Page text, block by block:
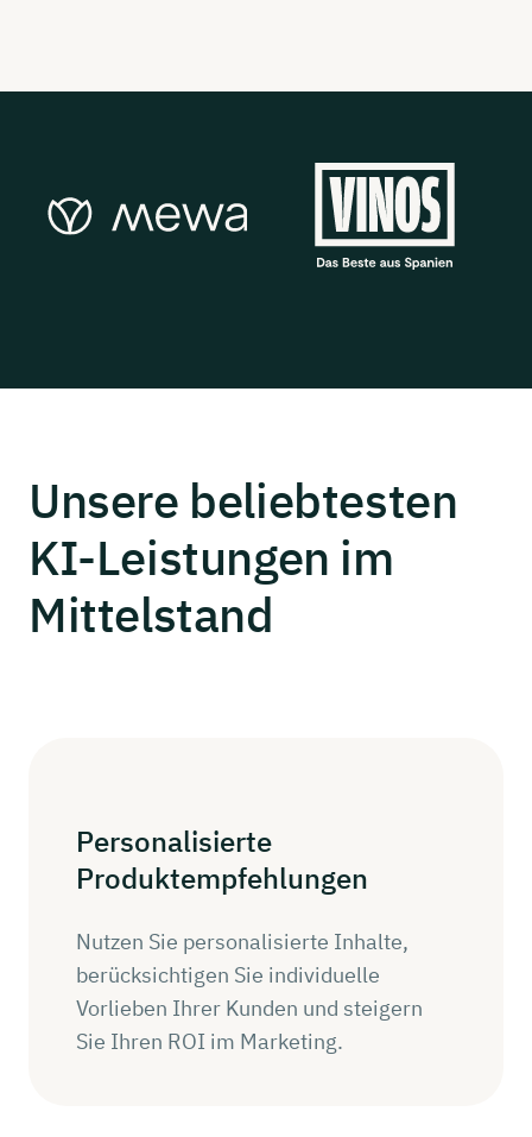
Unsere beliebtesten
KI-Leistungen im
Mittelstand
Personalisierte
Produktempfehlungen
Nutzen Sie personalisierte Inhalte,
berücksichtigen Sie individuelle
Vorlieben Ihrer Kunden und steigern
Sie Ihren ROI im Marketing.